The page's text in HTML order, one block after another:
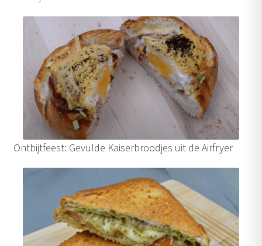
Outlet
Ontbijtfeest: Gevulde Kaiserbroodjes uit de Airfryer